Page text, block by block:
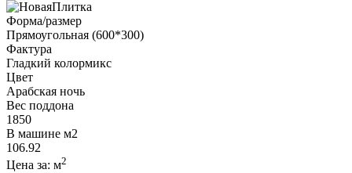
Форма/размер
Прямоугольная (600*300)
Фактура
Гладкий колормикс
Цвет
Арабская ночь
Вес поддона
1850
В машине м2
106.92
Цена за: м2